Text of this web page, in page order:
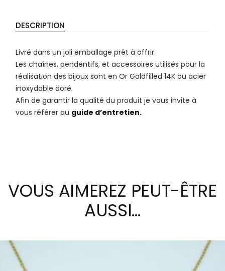
DESCRIPTION
Livré dans un joli emballage prêt à offrir.
Les chaînes, pendentifs, et accessoires utilisés pour la
réalisation des bijoux sont en Or Goldfilled 14K ou acier
inoxydable doré.
Afin de garantir la qualité du produit je vous invite à
vous référer au guide d’entretien.
VOUS AIMEREZ PEUT-ÊTRE
AUSSI…